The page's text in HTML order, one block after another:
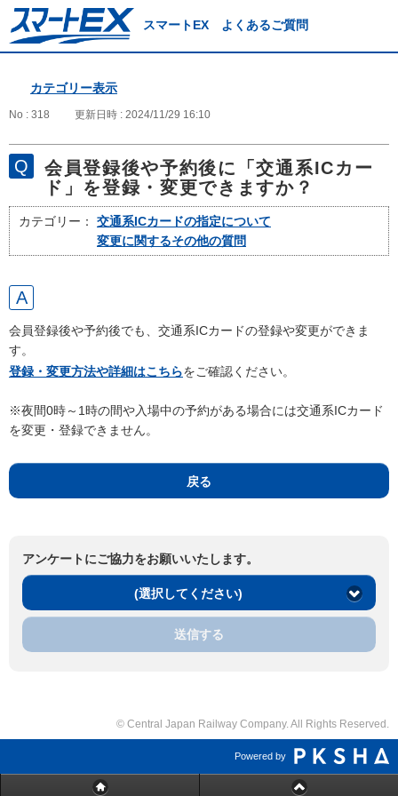
スマートEX よくあるご質問
カテゴリー表示
No : 318 更新日時 : 2024/11/29 16:10
会員登録後や予約後に「交通系ICカー
ド」を登録・変更できますか？
カテゴリー：
交通系ICカードの指定について
変更に関するその他の質問
会員登録後や予約後でも、交通系ICカードの登録や変更ができま
す。
登録・変更方法や詳細はこちらをご確認ください。
※夜間0時～1時の間や入場中の予約がある場合には交通系ICカード
を変更・登録できません。
戻る
アンケートにご協力をお願いいたします。
(選択してください)
送信する
© Central Japan Railway Company. All Rights Reserved.
Powered by